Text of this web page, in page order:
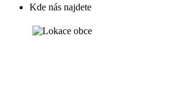
Kde nás najdete